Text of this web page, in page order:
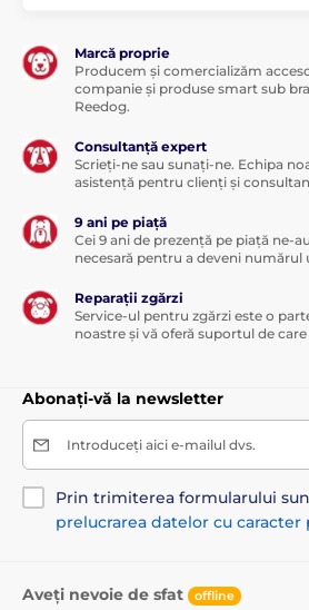
Marcă proprie
Producem și comercializăm
companie și produse smart sub
Reedog.
Consultanță expert
Scrieți-ne sau sunați-ne. Echipa
asistență pentru clienți și
9 ani pe piață
Cei 9 ani de prezență pe piață ne-
necesară pentru a deveni numărul
Reparații zgărzi
Service-ul pentru zgărzi este o
noastre și vă oferă suportul de
Abonați-vă la newsletter
Introduceți aici e-mailul dvs.
Prin trimiterea formularului
prelucrarea datelor cu caracter
Aveți nevoie de sfat offline